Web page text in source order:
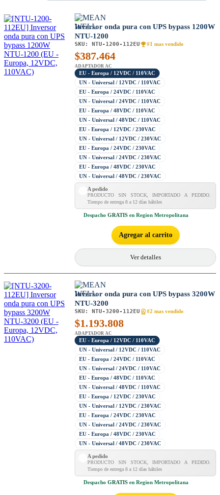
Inversor onda pura con UPS bypass 1200W
NTU-1200
SKU: NTU-1200-112EU #1 mas vendido
$387.464
ADAPTADOR AC
EU - Europa / 12VDC / 110VAC
UN - Universal / 12VDC / 110VAC
EU - Europa / 24VDC / 110VAC
UN - Universal / 24VDC / 110VAC
EU - Europa / 48VDC / 110VAC
UN - Universal / 48VDC / 110VAC
EU - Europa / 12VDC / 230VAC
UN - Universal / 12VDC / 230VAC
EU - Europa / 24VDC / 230VAC
UN - Universal / 24VDC / 230VAC
EU - Europa / 48VDC / 230VAC
UN - Universal / 48VDC / 230VAC
A pedido
PRODUCTO SIN STOCK, IMPORTADO A PEDIDO.
Tiempo de entrega 8 a 12 días hábiles
Despacho GRATIS en Region Metropolitana
Agregar al carrito
Ver detalles
Inversor onda pura con UPS bypass 3200W
NTU-3200
SKU: NTU-3200-112EU #2 mas vendido
$1.193.808
ADAPTADOR AC
EU - Europa / 12VDC / 110VAC
UN - Universal / 12VDC / 110VAC
EU - Europa / 24VDC / 110VAC
UN - Universal / 24VDC / 110VAC
EU - Europa / 48VDC / 110VAC
UN - Universal / 48VDC / 110VAC
EU - Europa / 12VDC / 230VAC
UN - Universal / 12VDC / 230VAC
EU - Europa / 24VDC / 230VAC
UN - Universal / 24VDC / 230VAC
EU - Europa / 48VDC / 230VAC
UN - Universal / 48VDC / 230VAC
A pedido
PRODUCTO SIN STOCK, IMPORTADO A PEDIDO.
Tiempo de entrega 8 a 12 días hábiles
Despacho GRATIS en Region Metropolitana